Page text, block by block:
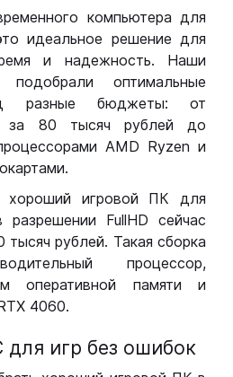
компьютера для
идеальное решение для
и надежность. Наши
оптимальные
разные бюджеты: от
за 80 тысяч рублей до
AMD Ryzen и
хороший игровой ПК для
FullHD сейчас
тысяч рублей. Такая сборка
процессор,
оперативной памяти и
4060.
для игр без ошибок